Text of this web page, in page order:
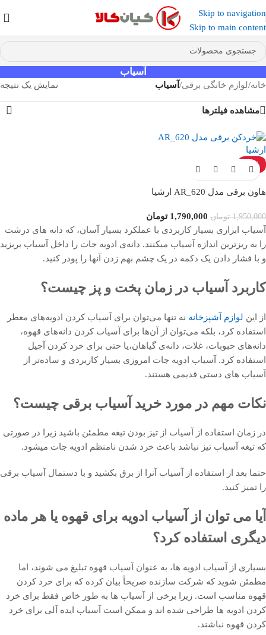
Skip to navigation
Skip to main content
عضو کانال بله کیان کالا شوید و کد تخفیف دریافت کنید.
آسیاب
خانه/لوازم خانگی برقی/ آسیاب نمایش یک نتیجه
مشاهده فیلترها
-8%
هاون برقی مدل AR_620 ارشیا
1,950,000 تومان 1,790,000 تومان
آسیاب ابزاری بسیار کاربردی با عملکرد بسیار آسان، که دانه های درشت
را به ریزترین اندازه آسیاب میکنند. دانه‌ی ادویه جات را داخل آسیاب بریزید
و با فشار دادن یک دکمه در یک چشم بهم زدن آنها را پودر کنید.
کاربرد آسیاب در زمان پخت و پز چیست؟
از این لوازم آشپزخانه نه تنها می‌توان برای آسیاب کردن ادویه‌های معطر
استفاده کرد، بلکه می‌توان از آن‌ها برای آسیاب کردن دانه‌های قهوه،
دانه‌های حبوبات، غلات، دانه‌ی گیاهان،یا حتی برای خرد کردن آجیل
استفاده کرد. آسیاب ادویه جات امروزی بسیار کاربردی و ساده‌تر از
آسیاب های دستی قدیمی هستند.
نکات مهم در مورد خرید آسیاب برقی چیست؟
در زمان استفاده از آسیاب از تیز بودن تیغه مطمئن باشید زیرا در صورتی
که تیغه آسیاب تیز نباشد باعث خرد شدن نامنظم ادویه جات میشود.
حتما بعد از استفاده از آسیاب آنرا از برق بکشید و با دستمال آسیاب برقی
را تمیز کنید.
آیا می توان از آسیاب ادویه برای قهوه یا هر ماده
دیگری استفاده کرد؟
بسیاری از آسیاب ادویه ها، به عنوان آسیاب قهوه تبلیغ می شوند، اما
مطمئن شوید که شرکت سازنده صریحاً بیان کرده که برای خرد کردن
قهوه مناسب است. زیرا برخی از آسیاب ها به طور خاص فقط برای خرد
کردن ادویه ها طراحی شده اند و ممکن است آسیاب ایده آلی برای خرد
کردن قهوه نباشند.